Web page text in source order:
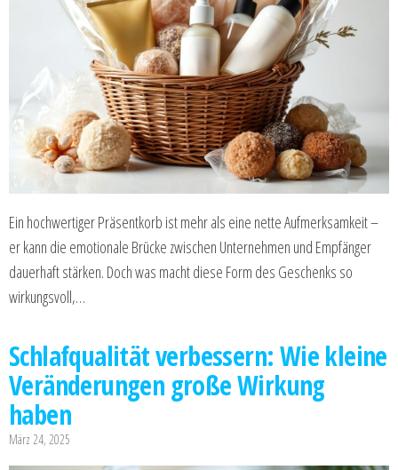
Ein hochwertiger Präsentkorb ist mehr als eine nette Aufmerksamkeit –
er kann die emotionale Brücke zwischen Unternehmen und Empfänger
dauerhaft stärken. Doch was macht diese Form des Geschenks so
wirkungsvoll,…
Schlafqualität verbessern: Wie kleine
Veränderungen große Wirkung
haben
März 24, 2025